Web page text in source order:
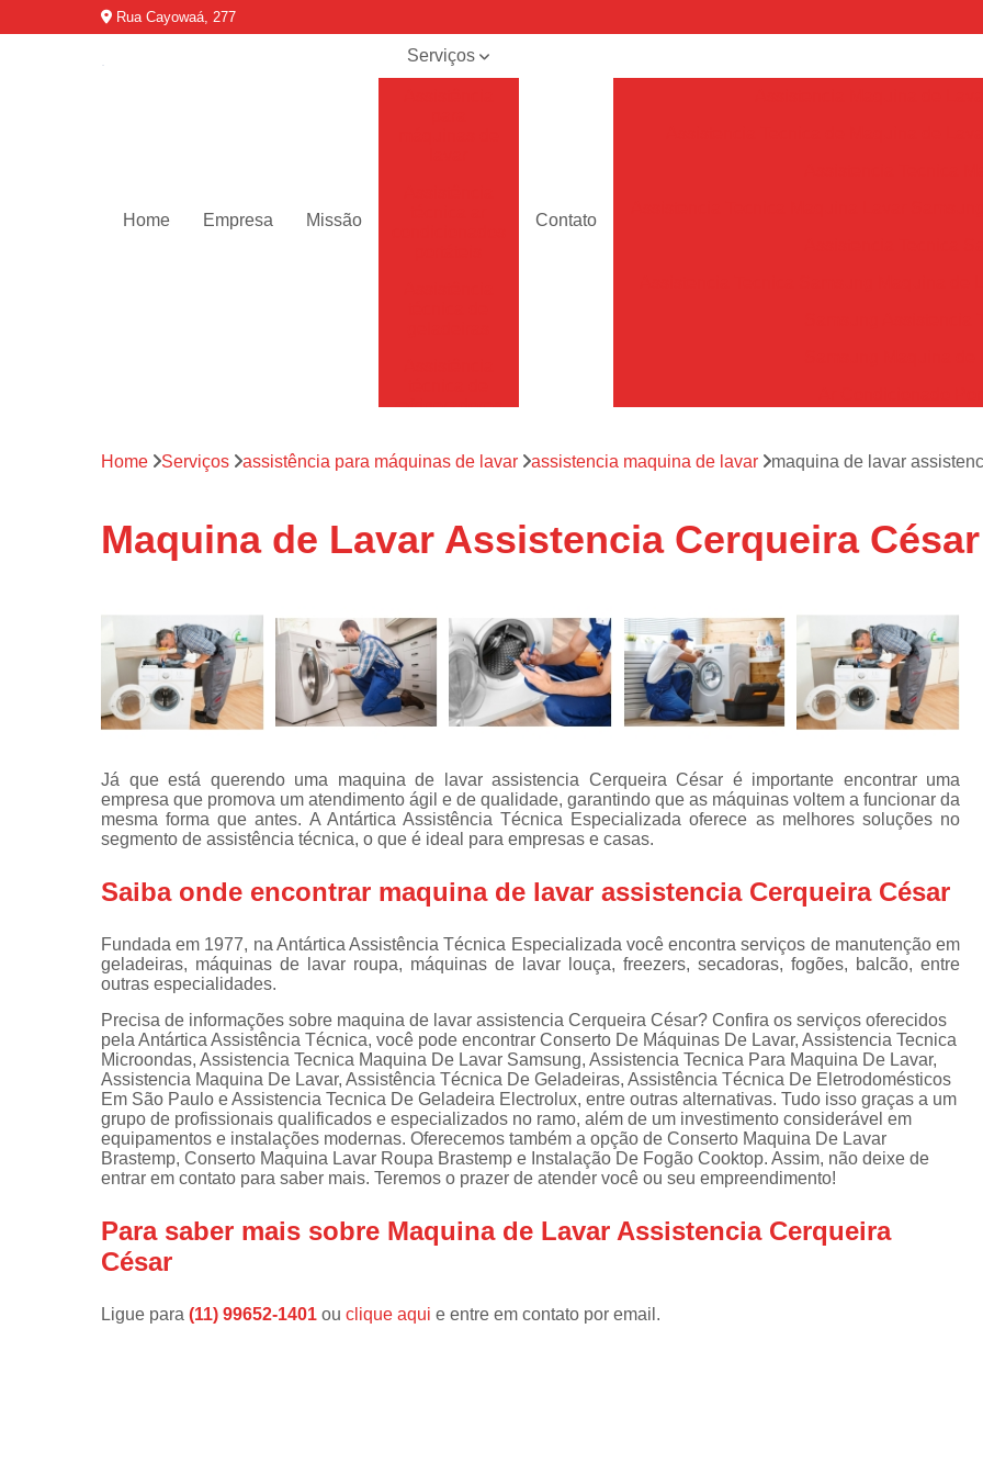
Rua Cayowaá, 277
Home Empresa Missão
Serviços
refrigeradores
técnica de
técnicas de
fogão
técnicas de
microondas
Conserto de
máquinas de
lavar
adega
Consertos de
geladeiras
expositoras
Instalação de
fogões
Instalação de
máquinas de
Instalações de
lava e seca
Manutenções
de fogão
Manutenções
em freezer
Contato
Assistencia Tecnica
Assistencia Tecnica Ar
Assistencia Tecnica
Assistencia Tecnica de
Assistencia Tecnica
Assistencia Tecnica para Ar Condicionado
Assistencia Tecnica de Geladeira Electrolux
Assistencia Tecnica Geladeira
Electrolux Geladeira Assistencia
Assistencia Tecnica de Refrigerador Electrolux
Assistencia Tecnica
Assistencia Tecnica Refrigerador Electrolux
Refrigerador Assistencia Tecnica
Assistencia Tecnica Lavadora Secadora
Assistencia Tecnica Maquina Secadora de
Assistencia Tecnica
Home Serviços assistência para máquinas de lavar assistencia maquina de lavar maquina de lavar
Maquina de Lavar Assistencia Cerqueira César
Já que está querendo uma maquina de lavar assistencia Cerqueira César é importante encontrar uma
empresa que promova um atendimento ágil e de qualidade, garantindo que as máquinas voltem a funcionar da
mesma forma que antes. A Antártica Assistência Técnica Especializada oferece as melhores soluções no
segmento de assistência técnica, o que é ideal para empresas e casas.
Saiba onde encontrar maquina de lavar assistencia Cerqueira César
Fundada em 1977, na Antártica Assistência Técnica Especializada você encontra serviços de manutenção em
geladeiras, máquinas de lavar roupa, máquinas de lavar louça, freezers, secadoras, fogões, balcão, entre
outras especialidades.
Precisa de informações sobre maquina de lavar assistencia Cerqueira César? Confira os serviços oferecidos
pela Antártica Assistência Técnica, você pode encontrar Conserto De Máquinas De Lavar, Assistencia Tecnica
Microondas, Assistencia Tecnica Maquina De Lavar Samsung, Assistencia Tecnica Para Maquina De Lavar,
Assistencia Maquina De Lavar, Assistência Técnica De Geladeiras, Assistência Técnica De Eletrodomésticos
Em São Paulo e Assistencia Tecnica De Geladeira Electrolux, entre outras alternativas. Tudo isso graças a um
grupo de profissionais qualificados e especializados no ramo, além de um investimento considerável em
equipamentos e instalações modernas. Oferecemos também a opção de Conserto Maquina De Lavar
Brastemp, Conserto Maquina Lavar Roupa Brastemp e Instalação De Fogão Cooktop. Assim, não deixe de
entrar em contato para saber mais. Teremos o prazer de atender você ou seu empreendimento!
Para saber mais sobre Maquina de Lavar Assistencia Cerqueira
César
Ligue para (11) 99652-1401 ou clique aqui e entre em contato por email.